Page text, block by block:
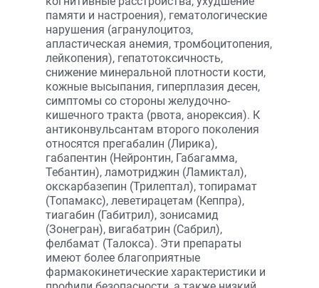
памяти и настроения), гематологические
нарушения (агранулоцитоз,
апластическая анемия, тромбоцитопения,
лейкопения), гепатотоксичность,
снижение минеральной плотности кости,
кожные высыпания, гиперплазия десен,
симптомы со стороны желудочно-
кишечного тракта (рвота, анорексия). К
антиконвульсантам второго поколения
относятся прегабалин (Лирика),
габапентин (Нейронтин, Габагамма,
Тебантин), ламотриджин (Ламиктал),
окскарбазепин (Трилептал), топирамат
(Топамакс), леветирацетам (Кеппра),
тиагабин (Габитрил), зонисамид
(Зонегран), вигабатрин (Сабрил),
фелбамат (Талокса). Эти препараты
имеют более благоприятные
фармакокинетические характеристики и